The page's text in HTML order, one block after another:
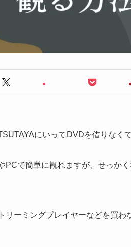
にいってDVDを借りなく
PCで簡単に観れますが、せっか
リーミングプレイヤーなどを買